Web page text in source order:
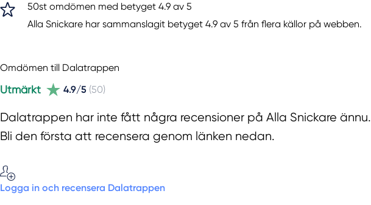
50st omdömen med betyget 4.9 av 5
Alla Snickare har sammanslagit betyget 4.9 av 5 från flera källor på webben.
Omdömen till Dalatrappen
Utmärkt 4.9/5 (50)
Dalatrappen har inte fått några recensioner på Alla Snickare ännu.
Bli den första att recensera genom länken nedan.
Logga in och recensera Dalatrappen